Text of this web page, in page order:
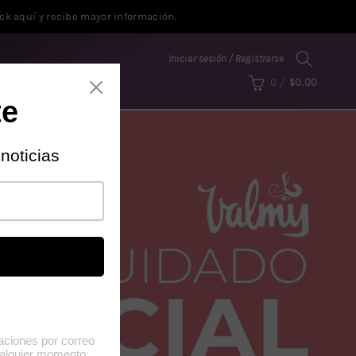
aquí y recibe mayor información.
Iniciar sesión / Registrarse
0 / $0.00